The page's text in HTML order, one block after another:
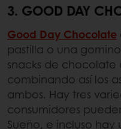
3. GOOD DAY
Good Day Chocolate
pastilla o una
snacks de chocolate
combinando así los
ambos. Hay tres
consumidores
Sueño, e incluso